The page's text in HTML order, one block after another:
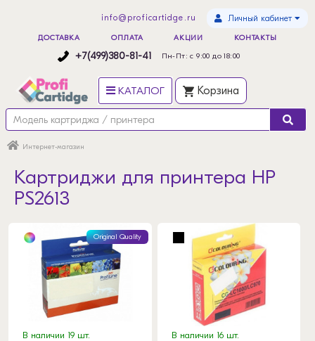
info@proficartidge.ru Личный кабинет
ДОСТАВКА ОПЛАТА АКЦИИ КОНТАКТЫ
+7(499)380-81-41 Пн-Пт: с 9:00 до 18:00
КАТАЛОГ Корзина
Интернет-магазин
Картриджи для принтера HP
PS2613
Original Quality
В наличии 19 шт. В наличии 16 шт.